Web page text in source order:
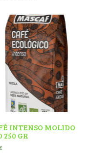
INTENSO MOLIDO
250 GR